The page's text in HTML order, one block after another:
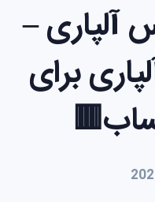
آلپاری –
برای